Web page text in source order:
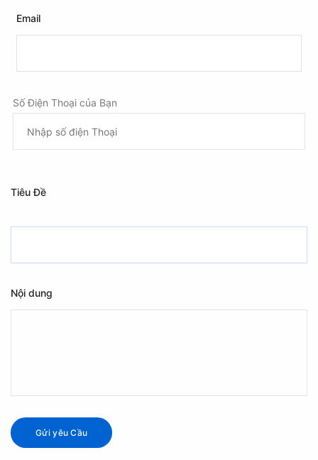
Email
Số Điện Thoại của Bạn
Tiêu Đề
Nội dung